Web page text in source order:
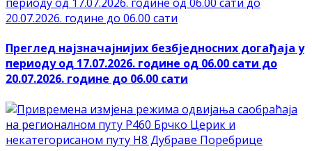
Преглед најзначајнијих безбједносних догађаја у
периоду од 17.07.2026. године од 06.00 сати до
20.07.2026. године до 06.00 сати